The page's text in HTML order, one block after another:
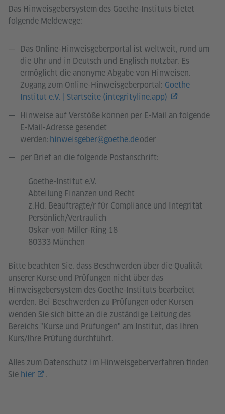
Das Hinweisgebersystem des Goethe-Instituts bietet
folgende Meldewege:
Das Online-Hinweisgeberportal ist weltweit, rund um
die Uhr und in Deutsch und Englisch nutzbar. Es
ermöglicht die anonyme Abgabe von Hinweisen.
Zugang zum Online-Hinweisgeberportal: Goethe
Institut e.V. | Startseite (integrityline.app)
Hinweise auf Verstöße können per E-Mail an folgende
E-Mail-Adresse gesendet
werden: hinweisgeber@goethe.deoder
per Brief an die folgende Postanschrift:
Goethe-Institut e.V.
Abteilung Finanzen und Recht
z.Hd. Beauftragte/r für Compliance und Integrität
Persönlich/Vertraulich
Oskar-von-Miller-Ring 18
80333 München
Bitte beachten Sie, dass Beschwerden über die Qualität
unserer Kurse und Prüfungen nicht über das
Hinweisgebersystem des Goethe-Instituts bearbeitet
werden. Bei Beschwerden zu Prüfungen oder Kursen
wenden Sie sich bitte an die zuständige Leitung des
Bereichs "Kurse und Prüfungen" am Institut, das Ihren
Kurs/Ihre Prüfung durchführt.
Alles zum Datenschutz im Hinweisgeberverfahren finden
Sie hier .